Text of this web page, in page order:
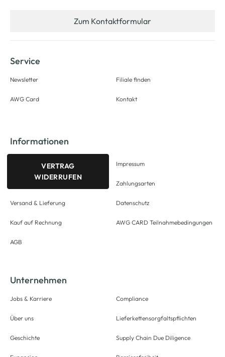
Zum Kontaktformular
Service
Newsletter
AWG Card
Filiale finden
Kontakt
Informationen
VERTRAG
WIDERRUFEN
Versand & Lieferung
Kauf auf Rechnung
AGB
Impressum
Zahlungsarten
Datenschutz
AWG CARD Teilnahmebedingungen
Unternehmen
Jobs & Karriere
Über uns
Geschichte
Compliance
Lieferkettensorgfaltspflichten
Supply Chain Due Diligence